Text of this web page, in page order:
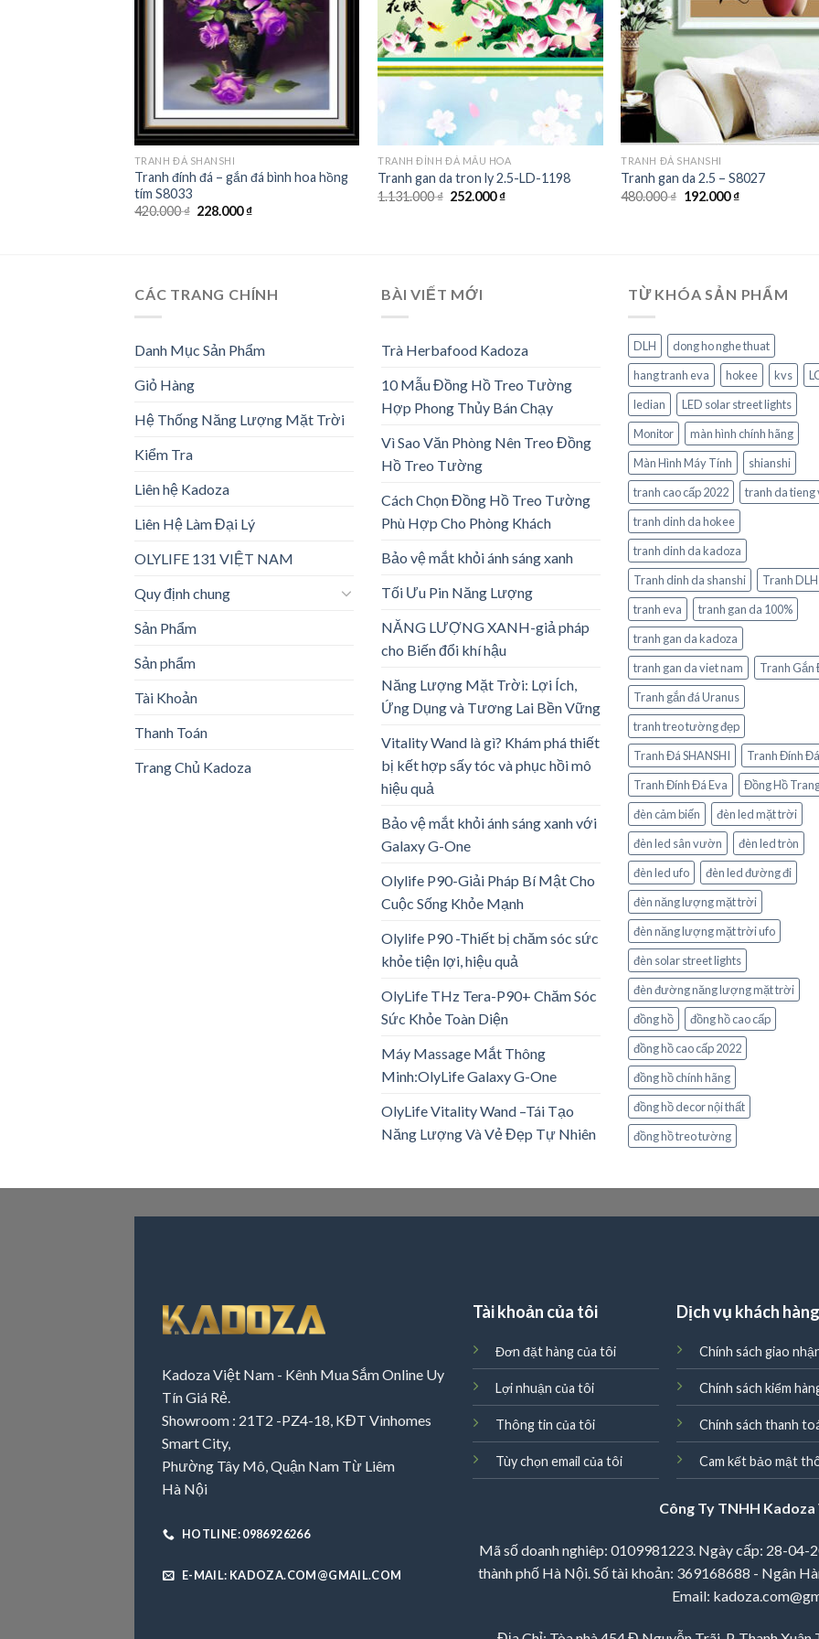
TRANH ĐÁ SHANSHI
Tranh đính đá – gắn đá bình hoa hồng
tím S8033
420.000₫ Giá
228.000₫Giá
TRANH ĐÍNH ĐÁ MẪU HOA
Tranh gan da tron ly 2.5-LD-1198
1.131.000₫ Giá
252.000₫Giá
TRANH ĐÁ SHANSHI
Tranh gan da 2.5 – S8027
480.000₫ Giá
192.000₫Giá
CÁC TRANG CHÍNH
Danh Mục Sản Phẩm
Giỏ Hàng
Hệ Thống Năng Lượng Mặt Trời
Kiểm Tra
Liên hệ Kadoza
Liên Hệ Làm Đại Lý
OLYLIFE 131 VIỆT NAM
Quy định chung
Sản Phẩm
Sản phẩm
Tài Khoản
Thanh Toán
Trang Chủ Kadoza
BÀI VIẾT MỚI
Trà Herbafood Kadoza
10 Mẫu Đồng Hồ Treo Tường
Hợp Phong Thủy Bán Chạy
Vì Sao Văn Phòng Nên Treo Đồng
Hồ Treo Tường
Cách Chọn Đồng Hồ Treo Tường
Phù Hợp Cho Phòng Khách
Bảo vệ mắt khỏi ánh sáng xanh
Tối Ưu Pin Năng Lượng
NĂNG LƯỢNG XANH-giả pháp
cho Biến đổi khí hậu
Năng Lượng Mặt Trời: Lợi Ích,
Ứng Dụng và Tương Lai Bền Vững
Vitality Wand là gì? Khám phá thiết
bị kết hợp sấy tóc và phục hồi mô
hiệu quả
Bảo vệ mắt khỏi ánh sáng xanh với
Galaxy G-One
Olylife P90-Giải Pháp Bí Mật Cho
Cuộc Sống Khỏe Mạnh
Olylife P90 -Thiết bị chăm sóc sức
khỏe tiện lợi, hiệu quả
OlyLife THz Tera-P90+ Chăm Sóc
Sức Khỏe Toàn Diện
Máy Massage Mắt Thông
Minh:OlyLife Galaxy G-One
OlyLife Vitality Wand –Tái Tạo
Năng Lượng Và Vẻ Đẹp Tự Nhiên
TỪ KHÓA SẢN PHẨM
DLH
dong ho nghe thuat
hang tranh eva
hokee kvs
ledian
LED solar street lights
Monitor
màn hình chính hãng
Màn Hình Máy Tính
shianshi
tranh cao cấp 2022
tranh da tieng
tranh dinh da hokee
tranh dinh da kadoza
Tranh dinh da shanshi
Tranh DLH
tranh eva
tranh gan da 100%
tranh gan da kadoza
tranh gan da viet nam
Tranh Gắn
Tranh gắn đá Uranus
tranh treo tường đẹp
Tranh Đá SHANSHI
Tranh Đính Đá
Tranh Đính Đá Eva
Đồng Hồ
đèn cảm biến
đèn led mặt trời
đèn led sân vườn
đèn led tròn
đèn led ufo
đèn led đường đi
đèn năng lượng mặt trời
đèn năng lượng mặt trời ufo
đèn solar street lights
đèn đường năng lượng mặt trời
đồng hồ
đồng hồ cao cấp
đồng hồ cao cấp 2022
đồng hồ chính hãng
đồng hồ decor nội thất
đồng hồ treo tường
Kadoza Việt Nam - Kênh Mua Sắm Online Uy
Tín Giá Rẻ.
Showroom : 21T2 -PZ4-18, KĐT Vinhomes
Smart City,
Phường Tây Mô, Quận Nam Từ Liêm
Hà Nội
HOTLINE: 0986926266
E-MAIL: KADOZA.COM@GMAIL.COM
Tài khoản của tôi
Đơn đặt hàng của tôi
Lợi nhuận của tôi
Thông tin của tôi
Tùy chọn email của tôi
Dịch vụ khách hàng
Chính sách giao
Chính sách kiểm
Chính sách thanh
Cam kết bảo mật
Công Ty TNHH
Mã số doanh nghiêp: 0109981223. Ngày cấp: 28-
thành phố Hà Nội. Số tài khoản: 369168688 - Ngân
Email: